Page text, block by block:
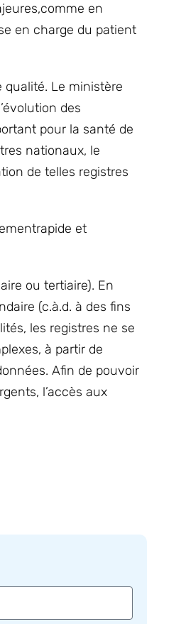
en
en charge du patient
qualité. Le ministère
des
pour la santé de
nationaux, le
de telles registres
et
ou tertiaire). En
(c.à.d. à des fins
les registres ne se
à partir de
Afin de pouvoir
l’accès aux